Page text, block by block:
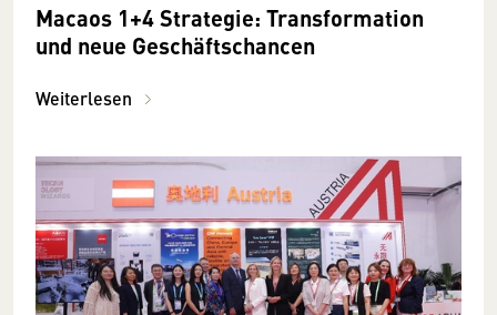
Macaos 1+4 Strategie: Transformation
und neue Geschäftschancen
Weiterlesen